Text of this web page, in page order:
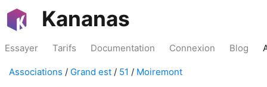
Kananas
Essayer Tarifs Documentation Connexion Blog
Associations / Grand est / 51 / Moiremont